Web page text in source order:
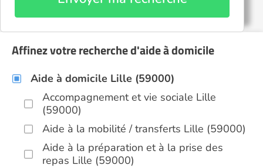
Affinez votre recherche d'aide à domicile
Aide à domicile Lille (59000)
Accompagnement et vie sociale Lille
(59000)
Aide à la mobilité / transferts Lille (59000)
Aide à la préparation et à la prise des
repas Lille (59000)